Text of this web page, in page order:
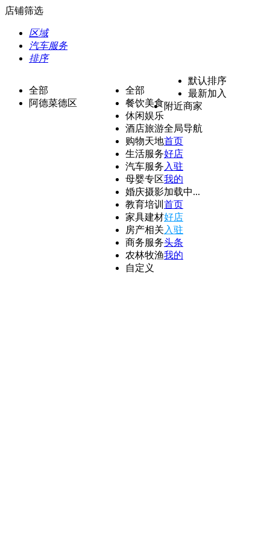
店铺筛选
区域
汽车服务
排序
全部
阿德菜德区
全部
餐饮美食
休闲娱乐
酒店旅游
购物天地
生活服务
汽车服务
母婴专区
婚庆摄影
教育培训
家具建材
房产相关
商务服务
农林牧渔
自定义
默认排序
最新加入
附近商家
全局导航
首页
好店
入驻
我的
加载中...
首页
好店
入驻
头条
我的